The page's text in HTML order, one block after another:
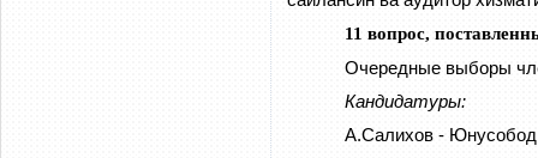
11 вопрос,
Очередные выборы
Кандидатуры:
А.Салихов - Юнусобод